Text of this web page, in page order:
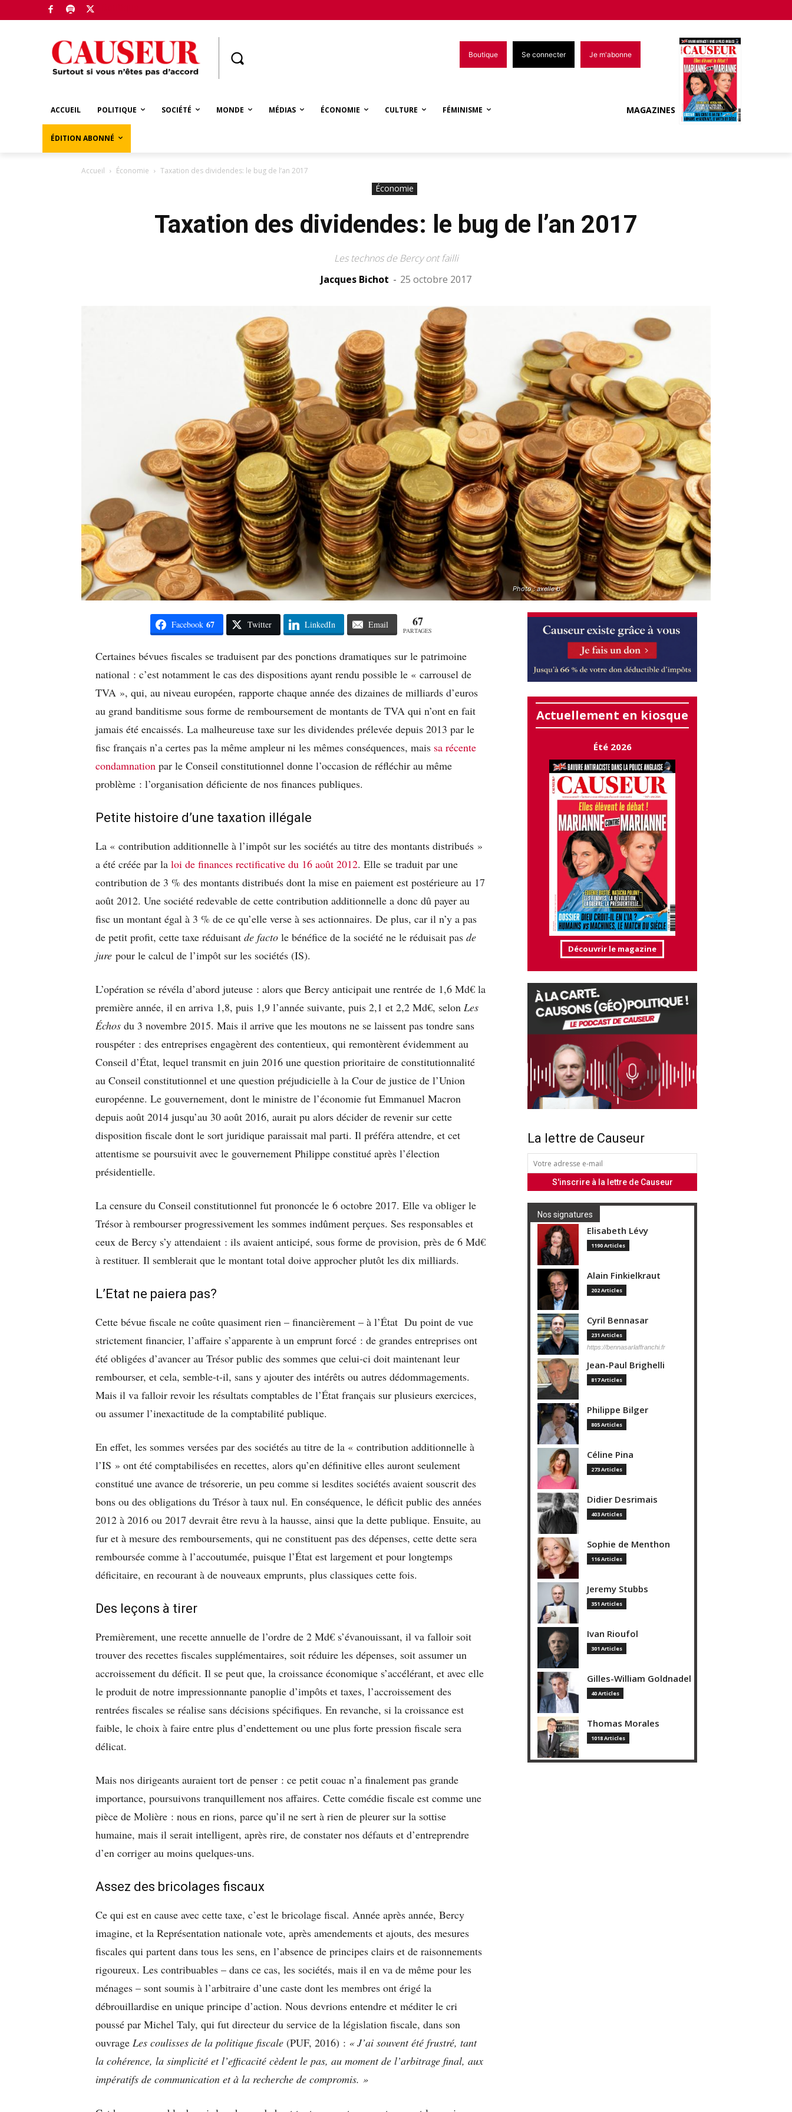
Boutique Se connecter Je m'abonne
ACCUEIL POLITIQUE SOCIÉTÉ MONDE MÉDIAS ÉCONOMIE CULTURE FÉMINISME
ÉDITION ABONNÉ
MAGAZINES
Accueil Économie Taxation des dividendes: le bug de l’an 2017
Économie
Taxation des dividendes: le bug de l’an 2017
Les technos de Bercy ont failli
Jacques Bichot - 25 octobre 2017
Photo : axelle b.
Facebook 67 Twitter LinkedIn Email 67
PARTAGES
Certaines bévues fiscales se traduisent par des ponctions dramatiques sur le patrimoine
national : c’est notamment le cas des dispositions ayant rendu possible le « carrousel de
TVA », qui, au niveau européen, rapporte chaque année des dizaines de milliards d’euros
au grand banditisme sous forme de remboursement de montants de TVA qui n’ont en fait
jamais été encaissés. La malheureuse taxe sur les dividendes prélevée depuis 2013 par le
fisc français n’a certes pas la même ampleur ni les mêmes conséquences, mais sa récente
condamnation par le Conseil constitutionnel donne l’occasion de réfléchir au même
problème : l’organisation déficiente de nos finances publiques.
Petite histoire d’une taxation illégale
La « contribution additionnelle à l’impôt sur les sociétés au titre des montants distribués »
a été créée par la loi de finances rectificative du 16 août 2012. Elle se traduit par une
contribution de 3 % des montants distribués dont la mise en paiement est postérieure au 17
août 2012. Une société redevable de cette contribution additionnelle a donc dû payer au
fisc un montant égal à 3 % de ce qu’elle verse à ses actionnaires. De plus, car il n’y a pas
de petit profit, cette taxe réduisant de facto le bénéfice de la société ne le réduisait pas de
jure pour le calcul de l’impôt sur les sociétés (IS).
L’opération se révéla d’abord juteuse : alors que Bercy anticipait une rentrée de 1,6 Md€ la
première année, il en arriva 1,8, puis 1,9 l’année suivante, puis 2,1 et 2,2 Md€, selon Les
Échos du 3 novembre 2015. Mais il arrive que les moutons ne se laissent pas tondre sans
rouspéter : des entreprises engagèrent des contentieux, qui remontèrent évidemment au
Conseil d’État, lequel transmit en juin 2016 une question prioritaire de constitutionnalité
au Conseil constitutionnel et une question préjudicielle à la Cour de justice de l’Union
européenne. Le gouvernement, dont le ministre de l’économie fut Emmanuel Macron
depuis août 2014 jusqu’au 30 août 2016, aurait pu alors décider de revenir sur cette
disposition fiscale dont le sort juridique paraissait mal parti. Il préféra attendre, et cet
attentisme se poursuivit avec le gouvernement Philippe constitué après l’élection
présidentielle.
La censure du Conseil constitutionnel fut prononcée le 6 octobre 2017. Elle va obliger le
Trésor à rembourser progressivement les sommes indûment perçues. Ses responsables et
ceux de Bercy s’y attendaient : ils avaient anticipé, sous forme de provision, près de 6 Md€
à restituer. Il semblerait que le montant total doive approcher plutôt les dix milliards.
L’Etat ne paiera pas?
Cette bévue fiscale ne coûte quasiment rien – financièrement – à l’État Du point de vue
strictement financier, l’affaire s’apparente à un emprunt forcé : de grandes entreprises ont
été obligées d’avancer au Trésor public des sommes que celui-ci doit maintenant leur
rembourser, et cela, semble-t-il, sans y ajouter des intérêts ou autres dédommagements.
Mais il va falloir revoir les résultats comptables de l’État français sur plusieurs exercices,
ou assumer l’inexactitude de la comptabilité publique.
En effet, les sommes versées par des sociétés au titre de la « contribution additionnelle à
l’IS » ont été comptabilisées en recettes, alors qu’en définitive elles auront seulement
constitué une avance de trésorerie, un peu comme si lesdites sociétés avaient souscrit des
bons ou des obligations du Trésor à taux nul. En conséquence, le déficit public des années
2012 à 2016 ou 2017 devrait être revu à la hausse, ainsi que la dette publique. Ensuite, au
fur et à mesure des remboursements, qui ne constituent pas des dépenses, cette dette sera
remboursée comme à l’accoutumée, puisque l’État est largement et pour longtemps
déficitaire, en recourant à de nouveaux emprunts, plus classiques cette fois.
Des leçons à tirer
Premièrement, une recette annuelle de l’ordre de 2 Md€ s’évanouissant, il va falloir soit
trouver des recettes fiscales supplémentaires, soit réduire les dépenses, soit assumer un
accroissement du déficit. Il se peut que, la croissance économique s’accélérant, et avec elle
le produit de notre impressionnante panoplie d’impôts et taxes, l’accroissement des
rentrées fiscales se réalise sans décisions spécifiques. En revanche, si la croissance est
faible, le choix à faire entre plus d’endettement ou une plus forte pression fiscale sera
délicat.
Mais nos dirigeants auraient tort de penser : ce petit couac n’a finalement pas grande
importance, poursuivons tranquillement nos affaires. Cette comédie fiscale est comme une
pièce de Molière : nous en rions, parce qu’il ne sert à rien de pleurer sur la sottise
humaine, mais il serait intelligent, après rire, de constater nos défauts et d’entreprendre
d’en corriger au moins quelques-uns.
Assez des bricolages fiscaux
Ce qui est en cause avec cette taxe, c’est le bricolage fiscal. Année après année, Bercy
imagine, et la Représentation nationale vote, après amendements et ajouts, des mesures
fiscales qui partent dans tous les sens, en l’absence de principes clairs et de raisonnements
rigoureux. Les contribuables – dans ce cas, les sociétés, mais il en va de même pour les
ménages – sont soumis à l’arbitraire d’une caste dont les membres ont érigé la
débrouillardise en unique principe d’action. Nous devrions entendre et méditer le cri
poussé par Michel Taly, qui fut directeur du service de la législation fiscale, dans son
ouvrage Les coulisses de la politique fiscale (PUF, 2016) : « J’ai souvent été frustré, tant
la cohérence, la simplicité et l’efficacité cèdent le pas, au moment de l’arbitrage final, aux
impératifs de communication et à la recherche de compromis. »
Actuellement en kiosque
Été 2026
Découvrir le magazine
La lettre de Causeur
Nos signatures
Elisabeth Lévy
1190 Articles
Alain Finkielkraut
202 Articles
Cyril Bennasar
231 Articles
https://bennasarlaffranchi.fr
Jean-Paul Brighelli
817 Articles
Philippe Bilger
805 Articles
Céline Pina
273 Articles
Didier Desrimais
403 Articles
Sophie de Menthon
116 Articles
Jeremy Stubbs
351 Articles
Ivan Rioufol
301 Articles
Gilles-William Goldnadel
40 Articles
Thomas Morales
1018 Articles